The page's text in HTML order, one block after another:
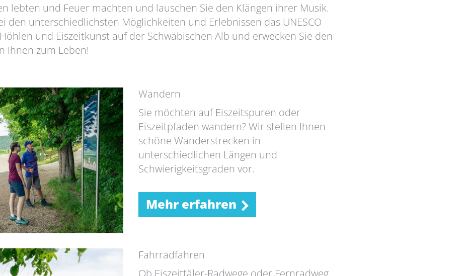
lebten und Feuer machten und lauschen Sie den Klängen ihrer Musik.
den unterschiedlichsten Möglichkeiten und Erlebnissen das UNESCO
und Eiszeitkunst auf der Schwäbischen Alb und erwecken Sie den
Ihnen zum Leben!
Wandern
Sie möchten auf Eiszeitspuren oder
Eiszeitpfaden wandern? Wir stellen Ihnen
schöne Wanderstrecken in
unterschiedlichen Längen und
Schwierigkeitsgraden vor.
Mehr erfahren
Fahrradfahren
Ob Eiszeittäler-Radwege oder Fernradweg